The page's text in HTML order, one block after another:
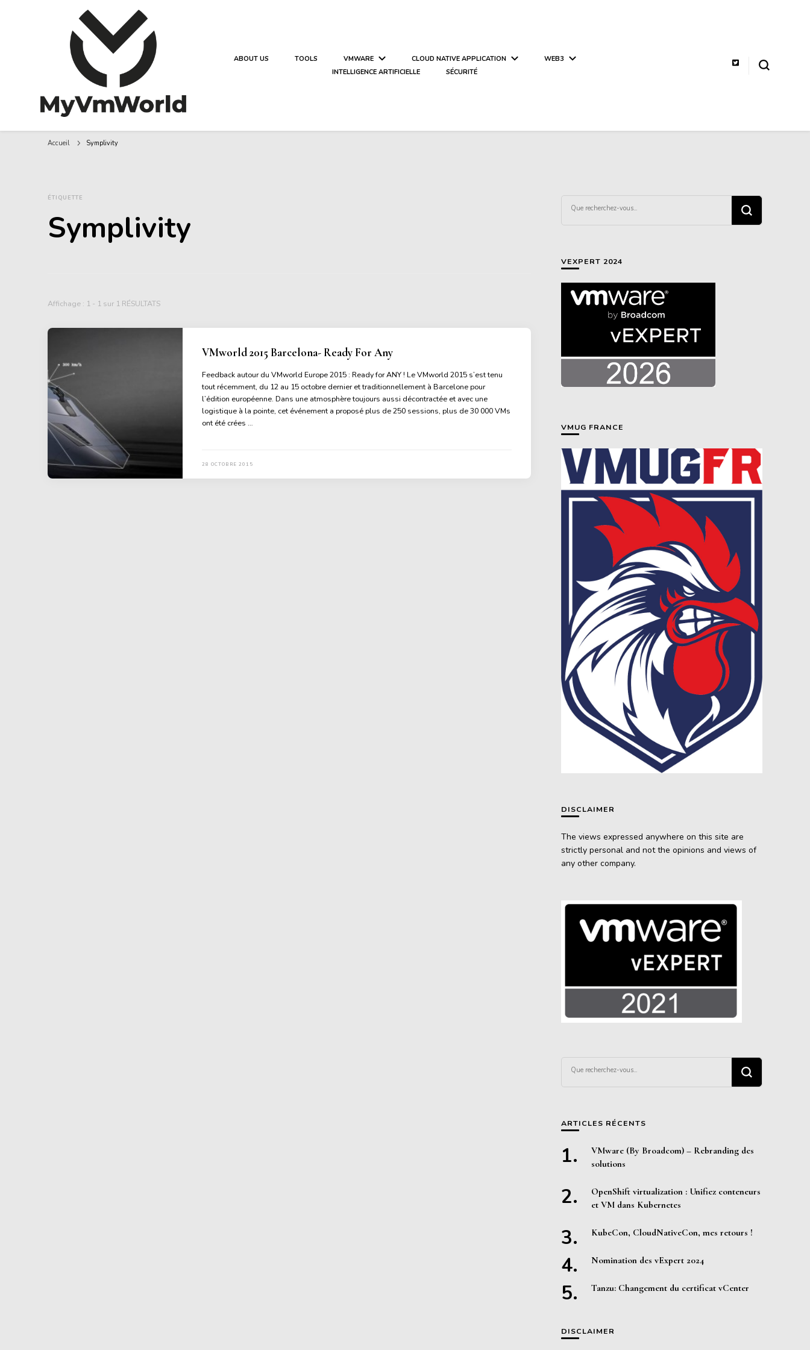
MyVMworld
ABOUT US TOOLS VMWARE CLOUD NATIVE APPLICATION
WEB3
INTELLIGENCE ARTIFICIELLE
SÉCURITÉ
Accueil Symplivity
ÉTIQUETTE
Symplivity
Affichage : 1 - 1 sur 1 RÉSULTATS
VMworld 2015 Barcelona- Ready For Any
Feedback autour du VMworld Europe 2015 : Ready for ANY ! Le VMworld 2015 s’est tenu
tout récemment, du 12 au 15 octobre dernier et traditionnellement à Barcelone pour
l’édition européenne. Dans une atmosphère toujours aussi décontractée et avec une
logistique à la pointe, cet événement a proposé plus de 250 sessions, plus de 30 000 VMs
ont été crées …
28 OCTOBRE 2015
recherchiez
quelque
VEXPERT 2024
VMUG FRANCE
DISCLAIMER
The views expressed anywhere on this site are
strictly personal and not the opinions and views of
any other company.
recherchiez
quelque
ARTICLES RÉCENTS
VMware (By Broadcom) – Rebranding des
solutions
OpenShift virtualization : Unifiez conteneurs
et VM dans Kubernetes
KubeCon, CloudNativeCon, mes retours !
Nomination des vExpert 2024
Tanzu: Changement du certificat vCenter
DISCLAIMER